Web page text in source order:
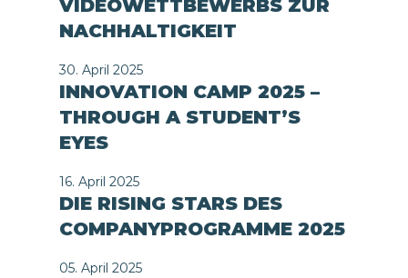
VIDEOWETTBEWERBS ZUR
NACHHALTIGKEIT
30. April 2025
INNOVATION CAMP 2025 –
THROUGH A STUDENT’S
EYES
16. April 2025
DIE RISING STARS DES
COMPANYPROGRAMME 2025
05. April 2025